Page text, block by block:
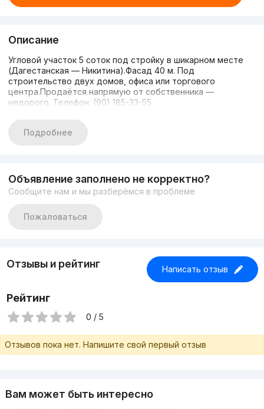
Описание
Угловой участок 5 соток под стройку в шикарном месте
(Дагестанская — Никитина).Фасад 40 м. Под
строительство двух домов, офиса или торгового
центра.Продаётся напрямую от собственника —
недорого. Телефон: (90) 185-33-55
Подробнее
Объявление заполнено не корректно?
Сообщите нам и мы разберёмся в проблеме
Пожаловаться
Отзывы и рейтинг Написать отзыв
Рейтинг
0 / 5
Отзывов пока нет. Напишите свой первый отзыв
Вам может быть интересно